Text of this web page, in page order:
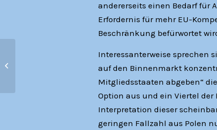
andererseits einen Bedarf für
Erfordernis für mehr EU-
Beschränkung befürwortet
Interessanterweise sprechen
auf den Binnenmarkt
Mitgliedsstaaten abgeben“
Option aus und ein Viertel der
Interpretation dieser
geringen Fallzahl aus Polen
BürgerInnendialoge in Regionen?